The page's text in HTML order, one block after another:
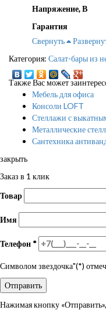
Напряжение, В
Гарантия
Свернуть
Категория: Салат-бары из
Также Вас может
Мебель для офиса
Консоли LOFT
Стеллажи с
Металлические
Сантехника
закрыть
Заказ в 1 клик
Товар
Имя
Телефон *
Символом звездочка"(*)
Нажимая кнопку